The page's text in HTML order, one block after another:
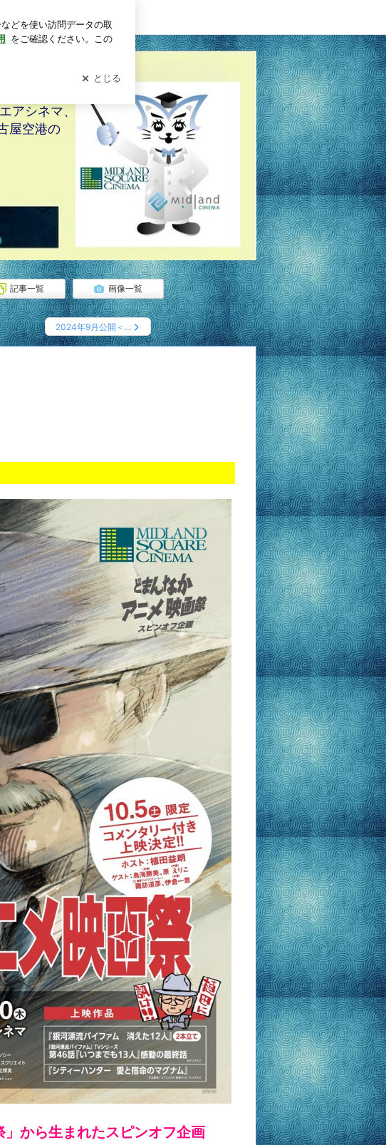
ログイン
アシネマ、
屋空港の
記事一覧 画像一覧
2024年9月公開＜…
」から生まれたスピンオフ企画